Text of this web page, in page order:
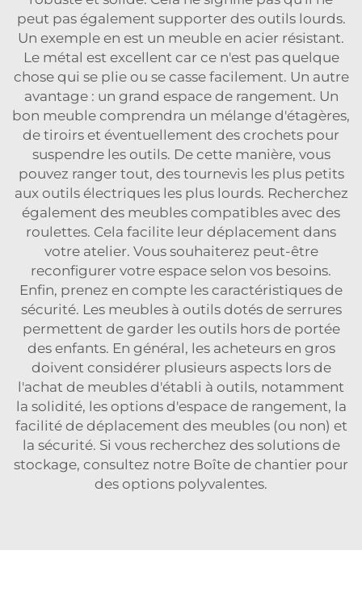
peut pas également supporter des outils lourds.
Un exemple en est un meuble en acier résistant.
Le métal est excellent car ce n'est pas quelque
chose qui se plie ou se casse facilement. Un autre
avantage : un grand espace de rangement. Un
bon meuble comprendra un mélange d'étagères,
de tiroirs et éventuellement des crochets pour
suspendre les outils. De cette manière, vous
pouvez ranger tout, des tournevis les plus petits
aux outils électriques les plus lourds. Recherchez
également des meubles compatibles avec des
roulettes. Cela facilite leur déplacement dans
votre atelier. Vous souhaiterez peut-être
reconfigurer votre espace selon vos besoins.
Enfin, prenez en compte les caractéristiques de
sécurité. Les meubles à outils dotés de serrures
permettent de garder les outils hors de portée
des enfants. En général, les acheteurs en gros
doivent considérer plusieurs aspects lors de
l'achat de meubles d'établi à outils, notamment
la solidité, les options d'espace de rangement, la
facilité de déplacement des meubles (ou non) et
la sécurité. Si vous recherchez des solutions de
stockage, consultez notre Boîte de chantier pour
des options polyvalentes.